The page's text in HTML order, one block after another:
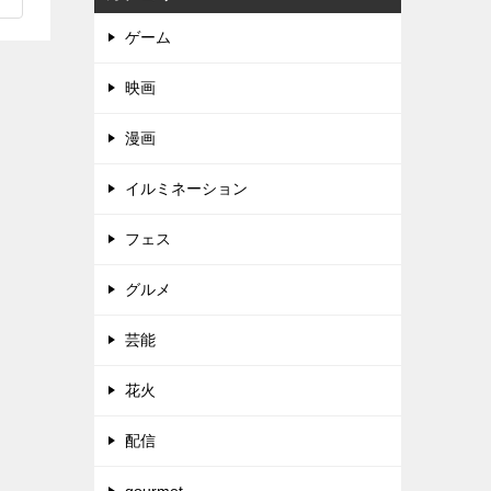
ゲーム
映画
漫画
イルミネーション
フェス
グルメ
芸能
花火
配信